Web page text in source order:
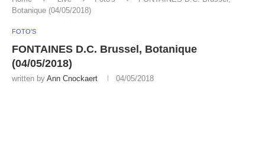
Botanique (04/05/2018)
FOTO'S
FONTAINES D.C. Brussel, Botanique
(04/05/2018)
written by Ann Cnockaert 04/05/2018